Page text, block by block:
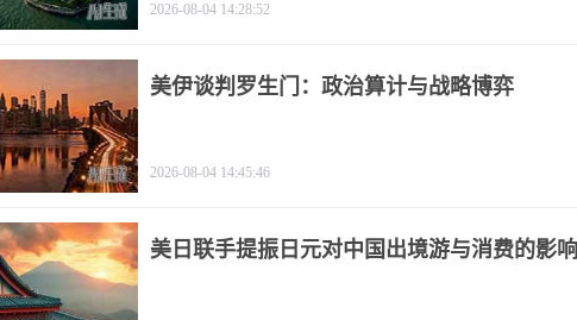
2026-08-04 14:28:52
美伊谈判罗生门：政治算计与战略博弈
2026-08-04 14:45:46
美日联手提振日元对中国出境游与消费的影响